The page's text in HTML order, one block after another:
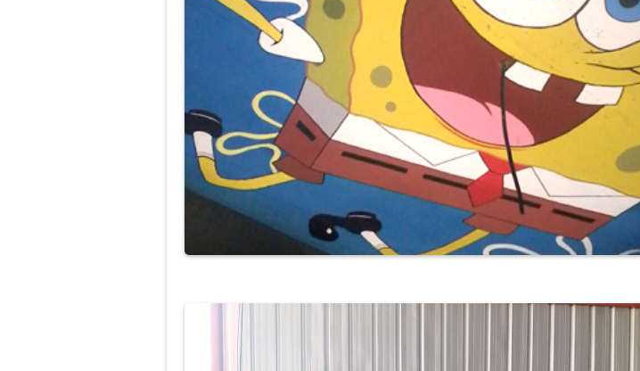
Lukisan Mural Tema Lingkungan Untuk Medukasi
Harga Lukisan Mural Dinding Sekolah TK
Jasa Lukis Mural Cafe Harga Terbaru 2021
Lukis Mural Dinding Berkualitas & Terbaru 2021
Jasa Lukis Mural Tiga Dimensi Berkualitas
Lukisan Mural Tangga Hiasi Ruangan Tanpa Mahal
Contoh Lukisan Mural Tema Taman Terbaik